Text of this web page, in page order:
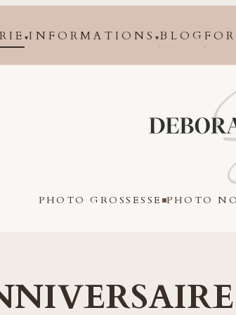
▾INFORMATIONS▾BLOG
PHOTO GROSSESSE PHOTO